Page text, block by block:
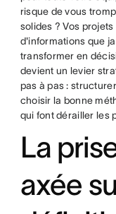
risque de vous
solides ? Vos
d'informations que
transformer en
devient un levier
pas à pas :
choisir la bonne
qui font dérailler les
La
axée